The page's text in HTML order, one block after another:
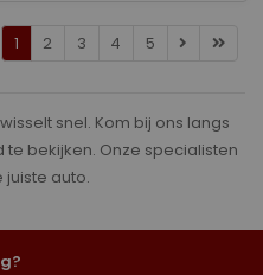
1 2 3 4 5
snel. Kom bij ons langs
bekijken. Onze specialisten
auto.